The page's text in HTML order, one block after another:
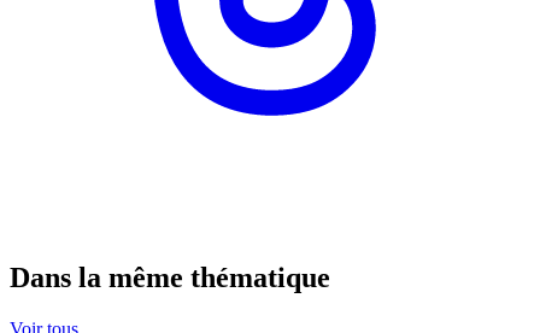
Dans la même thématique
Voir tous